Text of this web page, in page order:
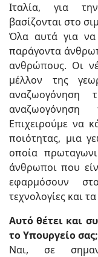
Ιταλία, για
βασίζονται στο
Όλα αυτά για να
παράγοντα
ανθρώπους. Οι
μέλλον της
αναζωογόνηση
αναζωογόνηση
Επιχειρούμε να
ποιότητας, μια
οποία
άνθρωποι που
εφαρμόσουν
τεχνολογίες και
Αυτό θέτει και
το Υπουργείο σας;
Ναι, σε